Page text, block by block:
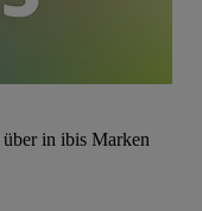
über in ibis Marken